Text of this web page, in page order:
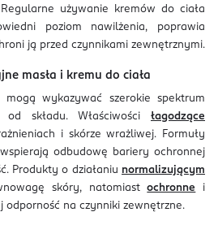
używanie kremów do ciała
poziom nawilżenia, poprawia
ją przed czynnikami zewnętrznymi.
masła i kremu do ciała
wykazywać szerokie spektrum
od składu. Właściwości łagodzące
i skórze wrażliwej. Formuły
wspierają odbudowę bariery ochronnej
Produkty o działaniu normalizującym
skóry, natomiastochronne
i
odporność na czynniki zewnętrzne.